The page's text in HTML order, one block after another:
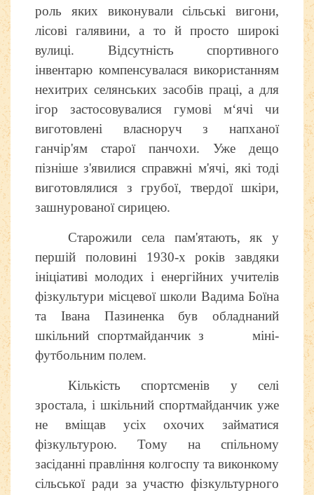
роль яких виконували сільські вигони,
лісові галявини, а то й просто широкі
вулиці. Відсутність спортивного
інвентарю компенсувалася використанням
нехитрих селянських засобів праці, а для
ігор застосовувалися гумові м‘ячі чи
виготовлені власноруч з напханої
ганчір'ям старої панчохи. Уже дещо
пізніше з'явилися справжні м'ячі, які тоді
виготовлялися з грубої, твердої шкіри,
зашнурованої сирицею.
Старожили села пам'ятають, як у
першій половині 1930-х років завдяки
ініціативі молодих і енергійних учителів
фізкультури місцевої школи Вадима Боїна
та Івана Пазиненка був обладнаний
шкільний спортмайданчик з міні-
футбольним полем.
Кількість спортсменів у селі
зростала, і шкільний спортмайданчик уже
не вміщав усіх охочих займатися
фізкультурою. Тому на спільному
засіданні правління колгоспу та виконкому
сільської ради за участю фізкультурного